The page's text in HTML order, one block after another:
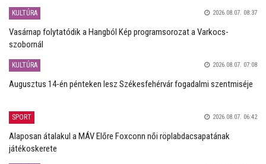
KULTÚRA 2026.08.07. 08:37
Vasárnap folytatódik a Hangból Kép programsorozat a Varkocs-
szobornál
KULTÚRA 2026.08.07. 07:08
Augusztus 14-én pénteken lesz Székesfehérvár fogadalmi szentmiséje
SPORT 2026.08.07. 06:42
Alaposan átalakul a MÁV Előre Foxconn női röplabdacsapatának
játékoskerete